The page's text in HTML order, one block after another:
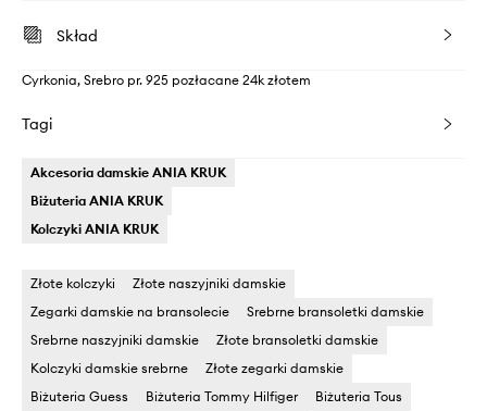
Skład
Cyrkonia, Srebro pr. 925 pozłacane 24k złotem
Tagi
Akcesoria damskie ANIA KRUK
Biżuteria ANIA KRUK
Kolczyki ANIA KRUK
Złote kolczyki
Złote naszyjniki damskie
Zegarki damskie na bransolecie
Srebrne bransoletki damskie
Srebrne naszyjniki damskie
Złote bransoletki damskie
Kolczyki damskie srebrne
Złote zegarki damskie
Biżuteria Guess
Biżuteria Tommy Hilfiger
Biżuteria Tous